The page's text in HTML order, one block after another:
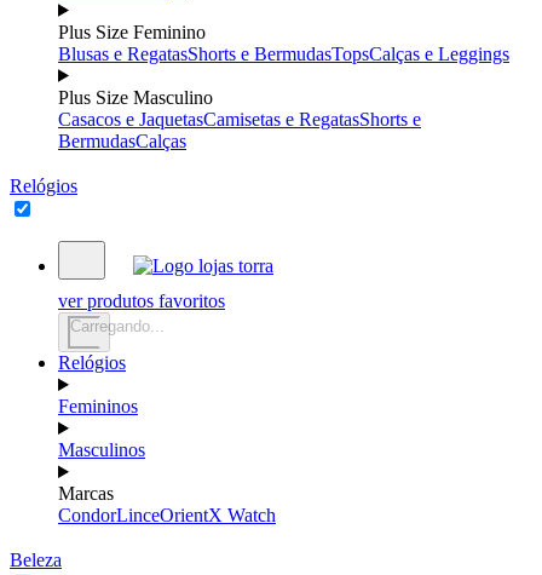
Plus Size Feminino
Blusas e RegatasShorts e BermudasTopsCalças e Leggings
Plus Size Masculino
Casacos e JaquetasCamisetas e RegatasShorts e
BermudasCalças
Relógios
ver produtos favoritos
Carregando...
Relógios
Femininos
Masculinos
Marcas
CondorLinceOrientX Watch
Beleza